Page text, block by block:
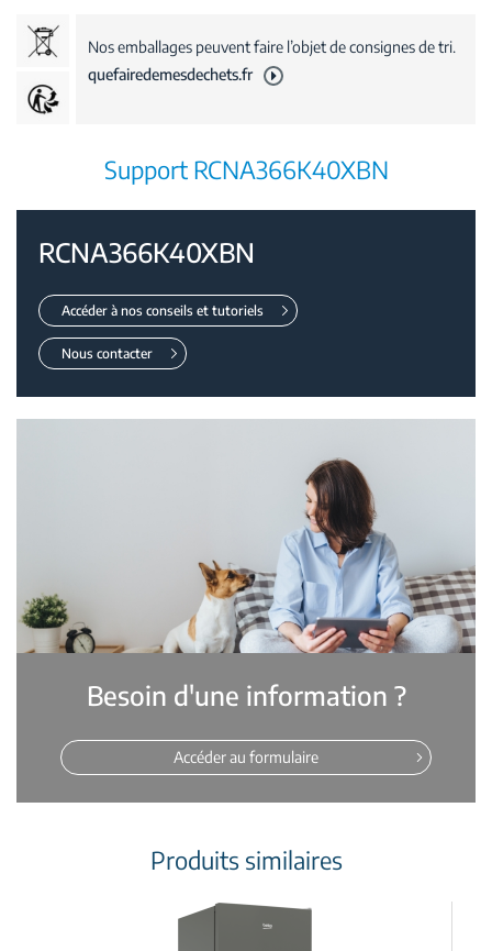
Nos emballages peuvent faire l’objet de consignes de tri.
quefairedemesdechets.fr
Support RCNA366K40XBN
RCNA366K40XBN
Accéder à nos conseils et tutoriels
Nous contacter
Besoin d'une information ?
Accéder au formulaire
Produits similaires